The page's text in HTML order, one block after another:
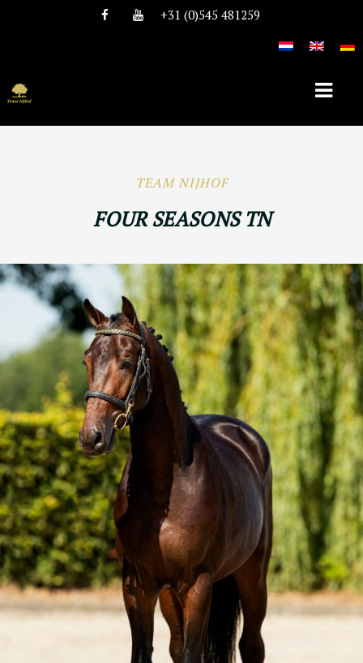
+31 (0)545 481259
TEAM
STELLEN
HENGSTE
DECKGELDER
VIDEOS
EU-STATION
ICSI
ALLGEMEINE GESCHÄFTSBEDINGUNGEN
BESTELLFORMULAR
STUTENBETREUUNG
TEAM NIJHOF MARKET
TEAM NIJHOF
FOUR SEASONS TN